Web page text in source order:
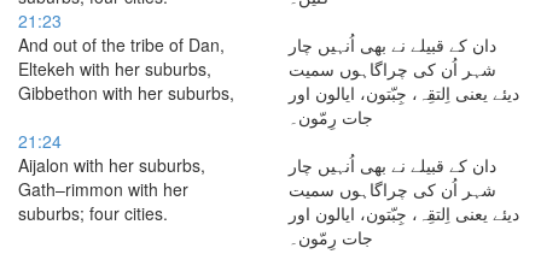
21:23
And out of the tribe of Dan,
Eltekeh with her suburbs,
Gibbethon with her suburbs,
دان کے قبیلے نے بھی اُنہیں چار
شہر اُن کی چراگاہوں سمیت
دیئے یعنی اِلتقِہ، جِبّتون، ایالون اور
جات رِمّون۔
21:24
Aijalon with her suburbs,
Gath–rimmon with her
suburbs; four cities.
دان کے قبیلے نے بھی اُنہیں چار
شہر اُن کی چراگاہوں سمیت
دیئے یعنی اِلتقِہ، جِبّتون، ایالون اور
جات رِمّون۔